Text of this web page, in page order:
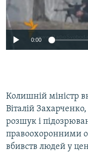
ВІДЕОУРОКИ «ELIFBE»
СВІДЧЕННЯ ОКУПАЦІЇ
УКРАЇНСЬКА ПРОБЛЕМА
Русский
Qırımtatar
Усі сайти RFE/RL
0:00
Колишній міністр
Віталій
розшук і
правоохоронними
вбивств людей у